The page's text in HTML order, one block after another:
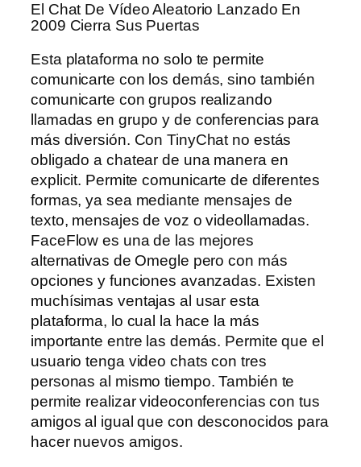
El Chat De Vídeo Aleatorio Lanzado En
2009 Cierra Sus Puertas
Esta plataforma no solo te permite
comunicarte con los demás, sino también
comunicarte con grupos realizando
llamadas en grupo y de conferencias para
más diversión. Con TinyChat no estás
obligado a chatear de una manera en
explicit. Permite comunicarte de diferentes
formas, ya sea mediante mensajes de
texto, mensajes de voz o videollamadas.
FaceFlow es una de las mejores
alternativas de Omegle pero con más
opciones y funciones avanzadas. Existen
muchísimas ventajas al usar esta
plataforma, lo cual la hace la más
importante entre las demás. Permite que el
usuario tenga video chats con tres
personas al mismo tiempo. También te
permite realizar videoconferencias con tus
amigos al igual que con desconocidos para
hacer nuevos amigos.